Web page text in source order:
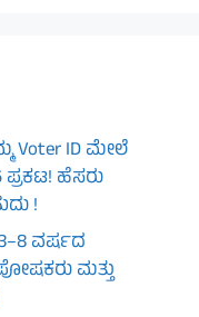
Voter ID ಮೇಲೆ
ಪ್ರಕಟ! ಹೆಸರು
!
3–8 ವರ್ಷದ
ಮತ್ತು